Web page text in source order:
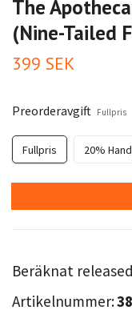
The
(Nine-Tailed
399 SEK
Preorderavgift Fullpris
Fullpris 20%
Beräknat
Artikelnummer: